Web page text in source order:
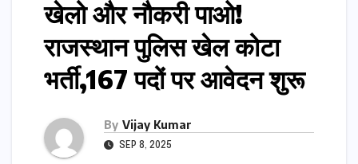
खेलो और नौकरी पाओ!
राजस्थान पुलिस खेल कोटा
भर्ती,167 पदों पर आवेदन शुरू
By Vijay Kumar
SEP 8, 2025